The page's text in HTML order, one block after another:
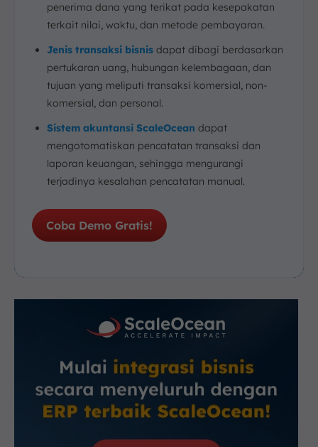
penerima dana yang terikat pada kesepakatan
terkait nilai, waktu, dan metode pembayaran.
Jenis transaksi bisnis dapat dibagi berdasarkan
pertukaran uang, hubungan kelembagaan, dan
tujuan yang meliputi transaksi komersial, non-
komersial, dan personal.
Sistem akuntansi ScaleOcean dapat
mengotomatiskan pencatatan transaksi dan
laporan keuangan, sehingga mengurangi
terjadinya kesalahan pencatatan manual.
Coba Demo Gratis!